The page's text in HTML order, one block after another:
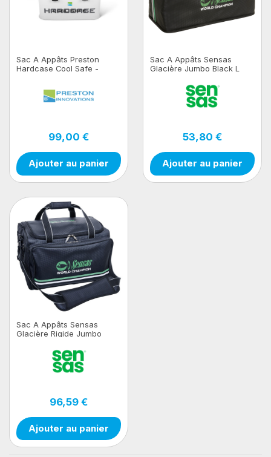
Sac A Appâts Preston
Hardcase Cool Safe -
99,00 €
Ajouter au panier
Sac A Appâts Sensas
Glacière Jumbo Black L
53,80 €
Ajouter au panier
Sac A Appâts Sensas
Glacière Rigide Jumbo
96,59 €
Ajouter au panier